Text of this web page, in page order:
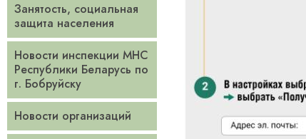
Занятость, социальная
защита населения
Новости инспекции МНС
Республики Беларусь по
г. Бобруйску
Новости организаций